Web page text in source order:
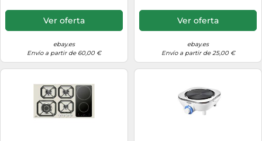
Ver oferta
ebay.es
Envío a partir de 60,00 €
Ver oferta
ebay.es
Envío a partir de 25,00 €